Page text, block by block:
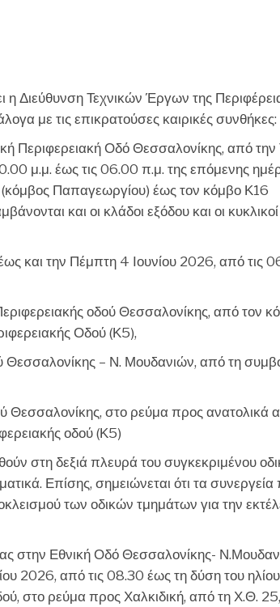
Διεύθυνση Τεχνικών Έργων της
με τις επικρατούσες καιρικές συνθήκες:
Περιφερειακή Οδό Θεσσαλονίκης, από την
μ.μ. έως τις 06.00 π.μ. της επόμενης
(κόμβος Παπαγεωργίου) έως τον κόμβο Κ16
και οι κλάδοι εξόδου και οι κυκλικοί
και την Πέμπτη 4 Ιουνίου 2026, από τις
οδού Θεσσαλονίκης, από τον
Οδού (Κ5),
Θεσσαλονίκης – Ν. Μουδανιών, από τη
Θεσσαλονίκης, στο ρεύμα προς ανατολικά
οδού (Κ5)
στη δεξιά πλευρά του συγκεκριμένου
Επίσης, σημειώνεται ότι τα συνεργεία
των οδικών τμημάτων για την
στην Εθνική Οδό Θεσσαλονίκης-
2026, από τις 08.30 έως τη δύση του
στο ρεύμα προς Χαλκιδική, από τη Χ.Θ.